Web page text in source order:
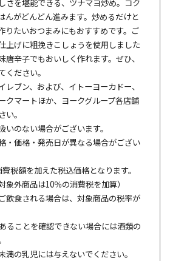
さを堪能できる、ツナマヨ炒め。コク
んがどんどん進みます。炒めるだけと
りたいおつまみにもおすすめです。ご
上げに粗挽きこしょうを使用しました
唐辛子でもおいしく作れます。ぜひ、
ください。
ブン、および、イトーヨーカドー、
クマートほか、ヨークグループ各店舗
い。
のない場合がございます。
・価格・発売日が異なる場合がござい
税額を加えた税込価格となります。
象外商品は10％の消費税を加算）
飲食される場合は、対象商品の税率が
ることを確認できない場合には酒類の
の乳児には与えないでください。